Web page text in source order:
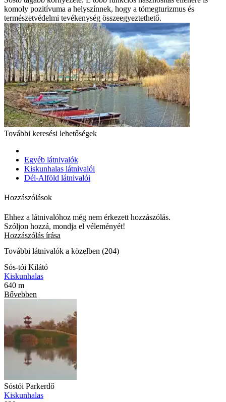
komoly pozitívuma a helyszínnek, hogy a tömegturizmus és
természetvédelmi tevékenység összeegyeztethető.
További keresési lehetőségek
Egyéb látnivalók
Kiskunhalas látnivalói
Dél-Alföld látnivalói
Hozzászólások
Ehhez a látnivalóhoz még nem érkezett hozzászólás.
Szóljon hozzá, mondja el véleményét!
Hozzászólás írása
További látnivalók a közelben (204)
Sós-tói Kilátó
Kiskunhalas
640 m
Bővebben
Sóstói Parkerdő
Kiskunhalas